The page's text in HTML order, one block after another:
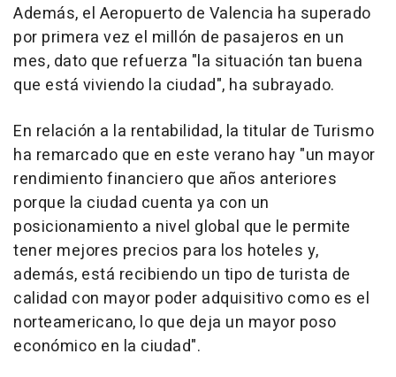
Además, el Aeropuerto de Valencia ha superado
por primera vez el millón de pasajeros en un
mes, dato que refuerza "la situación tan buena
que está viviendo la ciudad", ha subrayado.
En relación a la rentabilidad, la titular de Turismo
ha remarcado que en este verano hay "un mayor
rendimiento financiero que años anteriores
porque la ciudad cuenta ya con un
posicionamiento a nivel global que le permite
tener mejores precios para los hoteles y,
además, está recibiendo un tipo de turista de
calidad con mayor poder adquisitivo como es el
norteamericano, lo que deja un mayor poso
económico en la ciudad".